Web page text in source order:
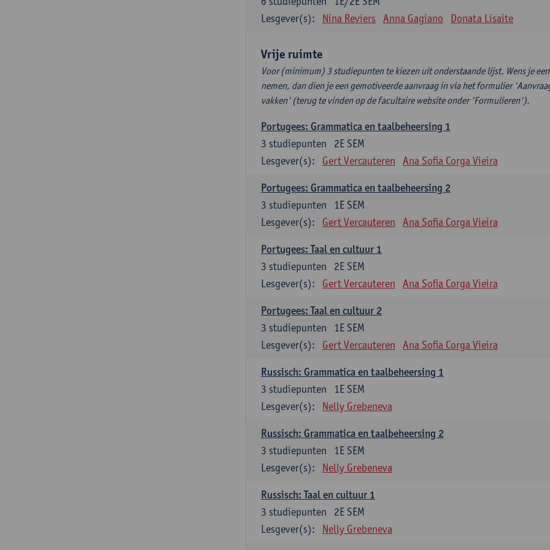
Lesgever(s):
Nina Reviers Anna Gagiano Donata Lisaite
Vrije ruimte
Voor (minimum) 3 studiepunten te kiezen uit onderstaande lijst. Wens je
nemen, dan dien je een gemotiveerde aanvraag in via het formulier
vakken' (terug te vinden op de facultaire website onder 'Formulieren').
Portugees: Grammatica en taalbeheersing 1
2E SEM
3 studiepunten
Lesgever(s):
Gert Vercauteren Ana Sofia Corga Vieira
Portugees: Grammatica en taalbeheersing 2
1E SEM
3 studiepunten
Lesgever(s):
Gert Vercauteren Ana Sofia Corga Vieira
Portugees: Taal en cultuur 1
2E SEM
3 studiepunten
Lesgever(s):
Gert Vercauteren Ana Sofia Corga Vieira
Portugees: Taal en cultuur 2
1E SEM
3 studiepunten
Lesgever(s):
Gert Vercauteren Ana Sofia Corga Vieira
Russisch: Grammatica en taalbeheersing 1
1E SEM
3 studiepunten
Lesgever(s):
Nelly Grebeneva
Russisch: Grammatica en taalbeheersing 2
1E SEM
3 studiepunten
Lesgever(s):
Nelly Grebeneva
Russisch: Taal en cultuur 1
2E SEM
3 studiepunten
Lesgever(s):
Nelly Grebeneva